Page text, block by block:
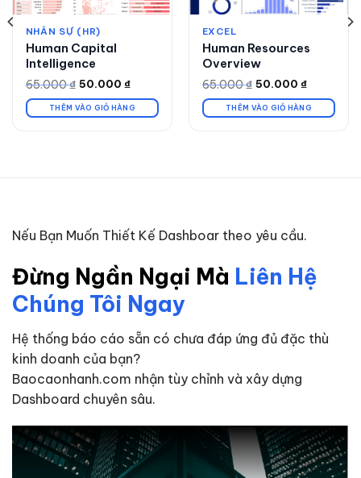
NHÂN SỰ (HR)
Human Capital
Intelligence
65.000₫
Giá
gốc
là:
65.000 ₫.
50.000 ₫
Giá
hiện
tại
là:
THÊM VÀO GIỎ HÀNG
EXCEL
Human Resources
Overview
65.000₫
Giá
gốc
là:
65.000 ₫.
50.000 ₫
Giá
hiện
tại
là:
THÊM VÀO GIỎ HÀNG
Nếu Bạn Muốn Thiết Kế Dashboar theo yêu cầu.
Đừng Ngần Ngại Mà Liên Hệ
Chúng Tôi Ngay
Hệ thống báo cáo sẵn có chưa đáp ứng đủ đặc thù
kinh doanh của bạn?
Baocaonhanh.com nhận tùy chỉnh và xây dựng
Dashboard chuyên sâu.